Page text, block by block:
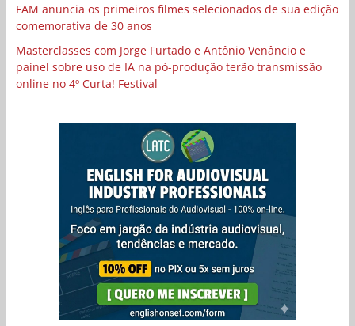
FAM anuncia os primeiros filmes selecionados de sua edição
comemorativa de 30 anos
Masterclasses com Jorge Furtado e Antônio Venâncio e
painel sobre uso de IA na pó-produção terão transmissão
online no 4º Curta! Festival